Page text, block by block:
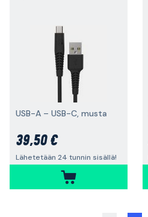
USB-A – USB-C, musta
39,50 €
Lähetetään 24 tunnin sisällä!